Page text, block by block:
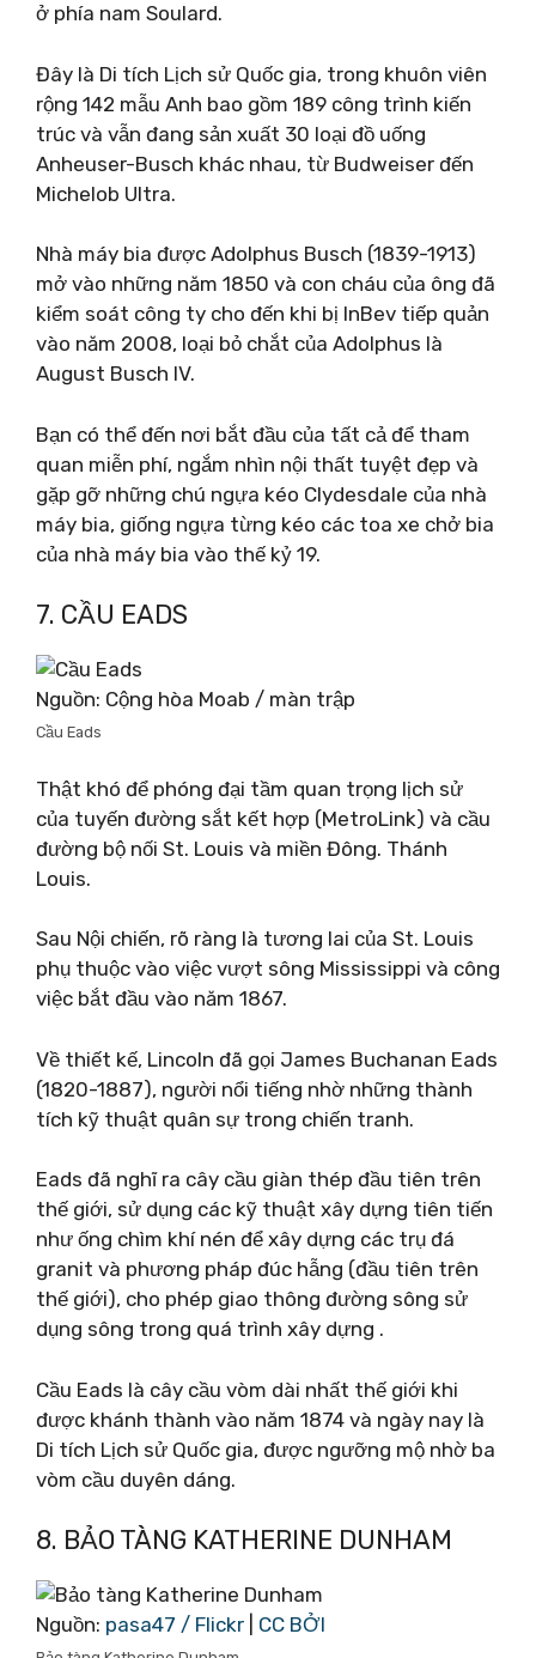
ở phía nam Soulard.
Đây là Di tích Lịch sử Quốc gia, trong khuôn viên
rộng 142 mẫu Anh bao gồm 189 công trình kiến ​​
trúc và vẫn đang sản xuất 30 loại đồ uống
Anheuser-Busch khác nhau, từ Budweiser đến
Michelob Ultra.
Nhà máy bia được Adolphus Busch (1839-1913)
mở vào những năm 1850 và con cháu của ông đã
kiểm soát công ty cho đến khi bị InBev tiếp quản
vào năm 2008, loại bỏ chắt của Adolphus là
August Busch IV.
Bạn có thể đến nơi bắt đầu của tất cả để tham
quan miễn phí, ngắm nhìn nội thất tuyệt đẹp và
gặp gỡ những chú ngựa kéo Clydesdale của nhà
máy bia, giống ngựa từng kéo các toa xe chở bia
của nhà máy bia vào thế kỷ 19.
7. CẦU EADS
Nguồn: Cộng hòa Moab / màn trập
Cầu Eads
Thật khó để phóng đại tầm quan trọng lịch sử
của tuyến đường sắt kết hợp (MetroLink) và cầu
đường bộ nối St. Louis và miền Đông. Thánh
Louis.
Sau Nội chiến, rõ ràng là tương lai của St. Louis
phụ thuộc vào việc vượt sông Mississippi và công
việc bắt đầu vào năm 1867.
Về thiết kế, Lincoln đã gọi James Buchanan Eads
(1820-1887), người nổi tiếng nhờ những thành
tích kỹ thuật quân sự trong chiến tranh.
Eads đã nghĩ ra cây cầu giàn thép đầu tiên trên
thế giới, sử dụng các kỹ thuật xây dựng tiên tiến
như ống chìm khí nén để xây dựng các trụ đá
granit và phương pháp đúc hẫng (đầu tiên trên
thế giới), cho phép giao thông đường sông sử
dụng sông trong quá trình xây dựng .
Cầu Eads là cây cầu vòm dài nhất thế giới khi
được khánh thành vào năm 1874 và ngày nay là
Di tích Lịch sử Quốc gia, được ngưỡng mộ nhờ ba
vòm cầu duyên dáng.
8. BẢO TÀNG KATHERINE DUNHAM
Nguồn: pasa47 / Flickr CC BỞI